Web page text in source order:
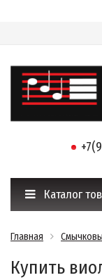
Каталог
Главная
Купить